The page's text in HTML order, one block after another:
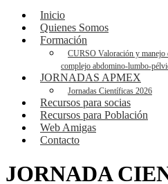
Inicio
Quienes Somos
Formación
CURSO Valoración y manejo
complejo abdomino-lumbo-
JORNADAS APMEX
Jornadas Científicas 2026
Recursos para socias
Recursos para Población
Web Amigas
Contacto
JORNADA